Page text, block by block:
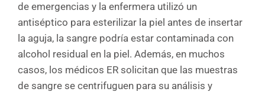
de emergencias y la enfermera utilizó un
antiséptico para esterilizar la piel antes de insertar
la aguja, la sangre podría estar contaminada con
alcohol residual en la piel. Además, en muchos
casos, los médicos ER solicitan que las muestras
de sangre se centrifuguen para su análisis y